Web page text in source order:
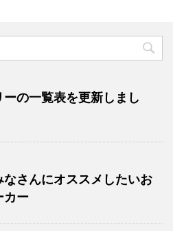
ーの一覧表を更新しまし
なさんにオススメしたいお
カー